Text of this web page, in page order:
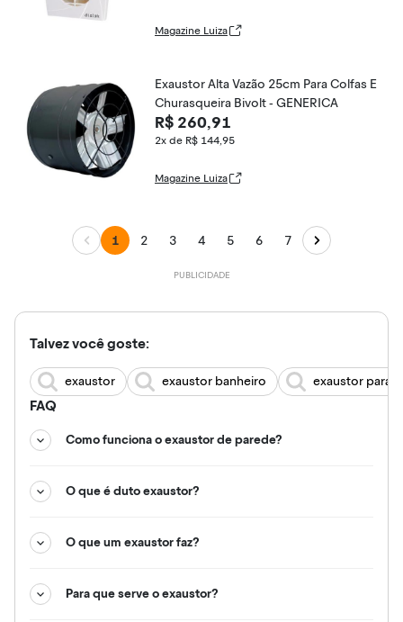
Magazine Luiza
Exaustor Alta Vazão 25cm Para Colfas E
Churasqueira Bivolt - GENERICA
R$ 260,91
2x de R$ 144,95
Magazine Luiza
1 2 3 4 5 6 7
Talvez você goste:
exaustor exaustor banheiro exaustor para
FAQ
Como funciona o exaustor de parede?
O que é duto exaustor?
O que um exaustor faz?
Para que serve o exaustor?